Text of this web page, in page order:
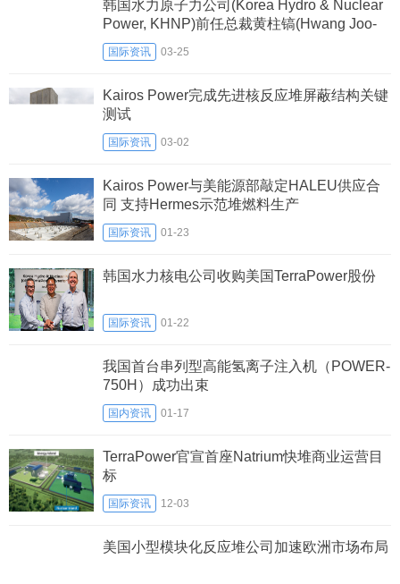
韩国水力原子力公司(Korea Hydro & Nuclear
Power, KHNP)前任总裁黄柱镐(Hwang Joo-
ho)任韩美环球(Hanmi Global)外部董事
国际资讯 03-25
Kairos Power完成先进核反应堆屏蔽结构关键
测试
国际资讯 03-02
Kairos Power与美能源部敲定HALEU供应合
同 支持Hermes示范堆燃料生产
国际资讯 01-23
韩国水力核电公司收购美国TerraPower股份
国际资讯 01-22
我国首台串列型高能氢离子注入机（POWER-
750H）成功出束
国内资讯 01-17
TerraPower官宣首座Natrium快堆商业运营目
标
国际资讯 12-03
美国小型模块化反应堆公司加速欧洲市场布局